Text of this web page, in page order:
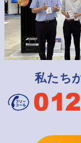
私たち